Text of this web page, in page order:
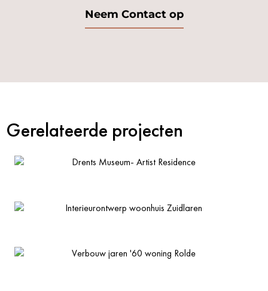
Neem Contact op
Gerelateerde projecten
Drents Museum- Artist Residence
Interieurontwerp woonhuis Zuidlaren
Verbouw jaren '60 woning Rolde